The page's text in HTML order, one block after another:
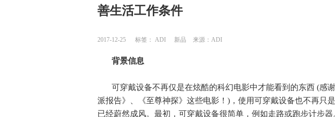
善生活工作条件
2017-12-25 标签： ADI 新品 来源： ADI
背景信息
可穿戴设备不再仅是在炫酷的科幻电影中才能看到的东西 (感
派报告》、《至尊神探》这些电影！)，使用可穿戴设备也不再只
已经蔚然成风。最初，可穿戴设备很简单，例如走路或跑步计步